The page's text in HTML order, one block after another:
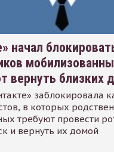
начал
вернуть близких
заблокировала
в которых
требуют провести
и вернуть их домой